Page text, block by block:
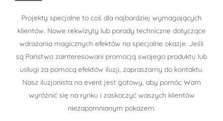
Projekty specjalne to coś dla najbardziej wymagających
klientów. Nowe rekwizyty lub porady techniczne dotyczące
wdrażania magicznych efektów na specjalne okazje. Jeśli
są Państwo zainteresowani promocją swojego produktu lub
usługi za pomocą efektów iluzji, zapraszamy do kontaktu.
Nasz iluzjonista na event jest gotowy, aby pomóc Wam
wyróżnić się na rynku i zaskoczyć waszych klientów
niezapomnianym pokazem.